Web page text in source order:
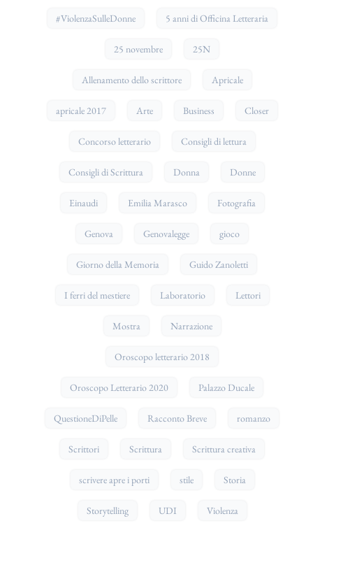
#ViolenzaSulleDonne 5 anni di Officina Letteraria
25 novembre 25N
Allenamento dello scrittore Apricale
apricale 2017 Arte Business Closer
Concorso letterario Consigli di lettura
Consigli di Scrittura Donna Donne
Einaudi Emilia Marasco Fotografia
Genova Genovalegge gioco
Giorno della Memoria Guido Zanoletti
I ferri del mestiere Laboratorio Lettori
Mostra Narrazione
Oroscopo letterario 2018
Oroscopo Letterario 2020 Palazzo Ducale
QuestioneDiPelle Racconto Breve romanzo
Scrittori Scrittura Scrittura creativa
scrivere apre i porti stile Storia
Storytelling UDI Violenza